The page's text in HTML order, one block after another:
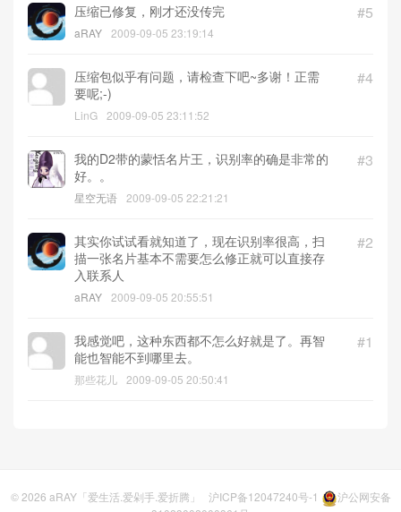
#5
压缩已修复，刚才还没传完
aRAY 2009-09-05 23:19:14
#4
压缩包似乎有问题，请检查下吧~多谢！正需
要呢;-)
LinG 2009-09-05 23:11:52
#3
我的D2带的蒙恬名片王，识别率的确是非常的
好。。
星空无语 2009-09-05 22:21:21
#2
其实你试试看就知道了，现在识别率很高，扫
描一张名片基本不需要怎么修正就可以直接存
入联系人
aRAY 2009-09-05 20:55:51
#1
我感觉吧，这种东西都不怎么好就是了。再智
能也智能不到哪里去。
那些花儿 2009-09-05 20:50:41
© 2026 aRAY「爱生活.爱剁手.爱折腾」 沪ICP备12047240号-1
沪公网安备